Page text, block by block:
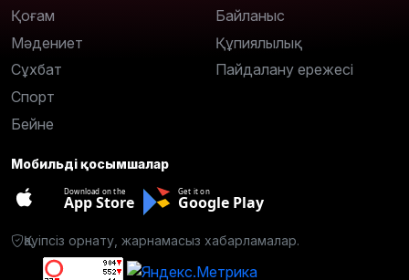
Қоғам
Мәдениет
Сұхбат
Спорт
Бейне
Байланыс
Құпиялылық
Пайдалану ережесі
Мобильді қосымшалар
Download on the
App Store
Get it on
Google Play
Қауіпсіз орнату, жарнамасыз хабарламалар.